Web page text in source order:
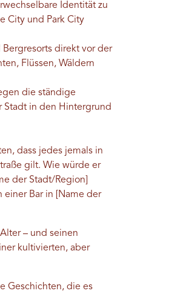
Identität zu
City und Park City
direkt vor der
Flüssen, Wäldern
die ständige
Stadt in den Hintergrund
dass jedes jemals in
gilt. Wie würde er
der Stadt/Region]
einer Bar in [Name der
– und seinen
kultivierten, aber
Geschichten, die es